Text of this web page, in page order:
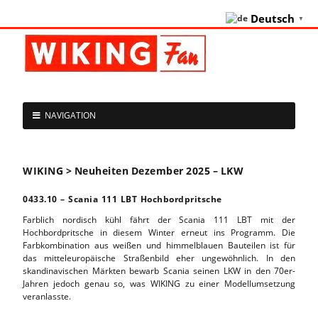
NAVIGATION
WIKING > Neuheiten Dezember 2025 – LKW
0433.10 – Scania 111 LBT Hochbordpritsche
Farblich nordisch kühl fährt der Scania 111 LBT mit der
Hochbordpritsche in diesem Winter erneut ins Programm. Die
Farbkombination aus weißen und himmelblauen Bauteilen ist für
das mitteleuropäische Straßenbild eher ungewöhnlich. In den
skandinavischen Märkten bewarb Scania seinen LKW in den 70er-
Jahren jedoch genau so, was WIKING zu einer Modellumsetzung
veranlasste.
Deutsch ▼